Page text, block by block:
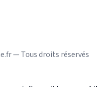
— Tous droits réservés